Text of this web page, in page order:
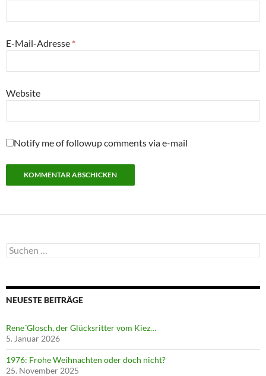
E-Mail-Adresse *
Website
Notify me of followup comments via e-mail
Suchen
nach:
NEUESTE BEITRÄGE
Rene´Glosch, der Glücksritter vom Kiez…
5. Januar 2026
1976: Frohe Weihnachten oder doch nicht?
25. November 2025